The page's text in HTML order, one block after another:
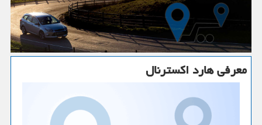
معرفی هارد اكسترنال